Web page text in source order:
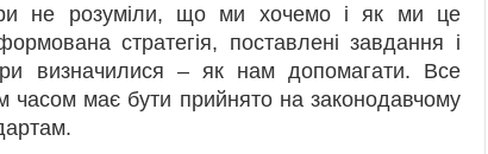
не розуміли, що ми хочемо і як ми це
стратегія, поставлені завдання і
визначилися – як нам допомагати. Все
часом має бути прийнято на законодавчому